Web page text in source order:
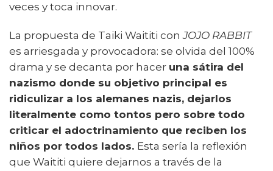
veces y toca innovar.
La propuesta de Taiki Waititi con JOJO RABBIT
es arriesgada y provocadora: se olvida del 100%
drama y se decanta por hacer una sátira del
nazismo donde su objetivo principal es
ridiculizar a los alemanes nazis, dejarlos
literalmente como tontos pero sobre todo
criticar el adoctrinamiento que reciben los
niños por todos lados. Esta sería la reflexión
que Waititi quiere dejarnos a través de la